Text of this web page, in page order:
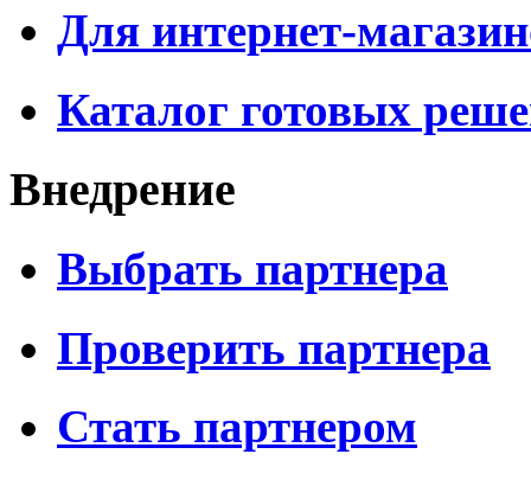
Для интернет-
Каталог готовых
Внедрение
Выбрать партнера
Проверить партнера
Стать партнером